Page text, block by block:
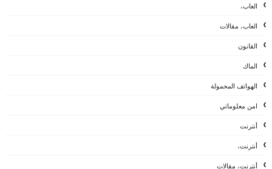
العاب،
العاب، مقالات
القانون
الماك
الهواتف المحمولة
امن معلوماتي
أنترنت
أنترنت،
أنترنت، مقالات